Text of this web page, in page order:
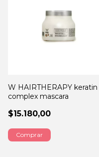
W HAIRTHERAPY keratin
complex mascara
$15.180,00
Comprar